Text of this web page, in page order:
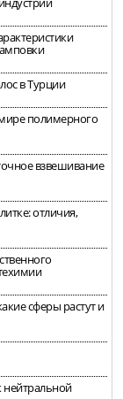
в Турции
полимерного
взвешивание
отличия,
сферы растут и
нейтральной